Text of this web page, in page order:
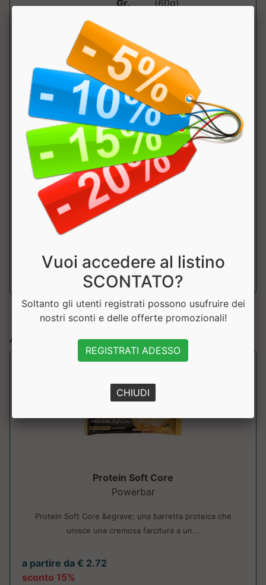
Gr. (60g)
12.4g
di cui saturi 5.6g
Carboidrati 24.3g
di cui
zuccheri
1.5g
Fibre
Proteine
Articoli simili:
Protein Soft Core
Powerbar
Protein Soft Core &egrave; una barretta proteica che
unisce una cremosa farcitura a un...
a partire da € 2.72
sconto 15%
Vuoi accedere al listino
SCONTATO?
Soltanto gli utenti registrati possono usufruire dei
nostri sconti e delle offerte promozionali!
REGISTRATI ADESSO
CHIUDI